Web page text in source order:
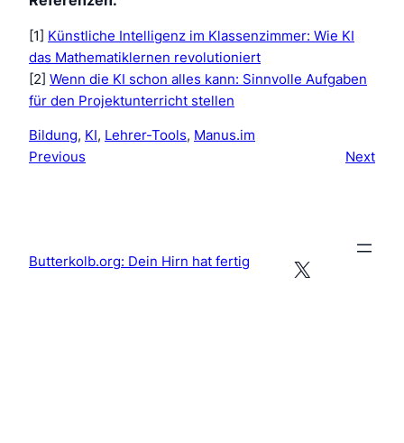
[1] Künstliche Intelligenz im Klassenzimmer: Wie KI
das Mathematiklernen revolutioniert
[2] Wenn die KI schon alles kann: Sinnvolle Aufgaben
für den Projektunterricht stellen
Bildung, KI , Lehrer-Tools, Manus.im
Previous
Next
Butterkolb.org: Dein Hirn hat fertig X